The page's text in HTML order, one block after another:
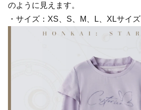
のように見えます。
・サイズ：XS、S、M、L、XLサイズ